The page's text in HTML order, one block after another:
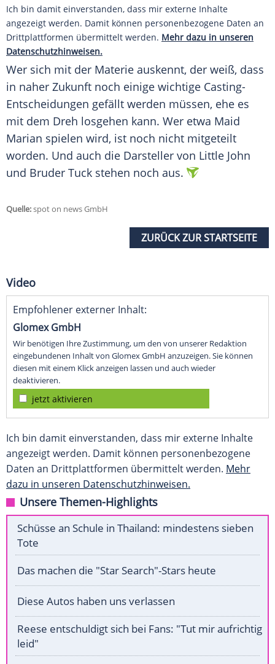
Ich bin damit einverstanden, dass mir externe Inhalte
angezeigt werden. Damit können personenbezogene Daten an
Drittplattformen übermittelt werden. Mehr dazu in unseren
Datenschutzhinweisen.
Wer sich mit der Materie auskennt, der weiß, dass
in naher Zukunft noch einige wichtige Casting-
Entscheidungen gefällt werden müssen, ehe es
mit dem Dreh losgehen kann. Wer etwa Maid
Marian spielen wird, ist noch nicht mitgeteilt
worden. Und auch die Darsteller von Little John
und Bruder Tuck stehen noch aus.
Quelle:spot on news GmbH
ZURÜCK ZUR STARTSEITE
Video
Empfohlener externer Inhalt:
Glomex GmbH
Wir benötigen Ihre Zustimmung, um den von unserer Redaktion
eingebundenen Inhalt von Glomex GmbH anzuzeigen. Sie können
diesen mit einem Klick anzeigen lassen und auch wieder
deaktivieren.
jetzt aktivieren
Ich bin damit einverstanden, dass mir externe Inhalte
angezeigt werden. Damit können personenbezogene
Daten an Drittplattformen übermittelt werden. Mehr
dazu in unseren Datenschutzhinweisen.
Unsere Themen-Highlights
Schüsse an Schule in Thailand: mindestens sieben
Tote
Das machen die "Star Search"-Stars heute
Diese Autos haben uns verlassen
Reese entschuldigt sich bei Fans: "Tut mir aufrichtig
leid"